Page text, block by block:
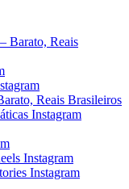
Barato, Reais
Reais Brasileiros
Instagram
Instagram
Instagram